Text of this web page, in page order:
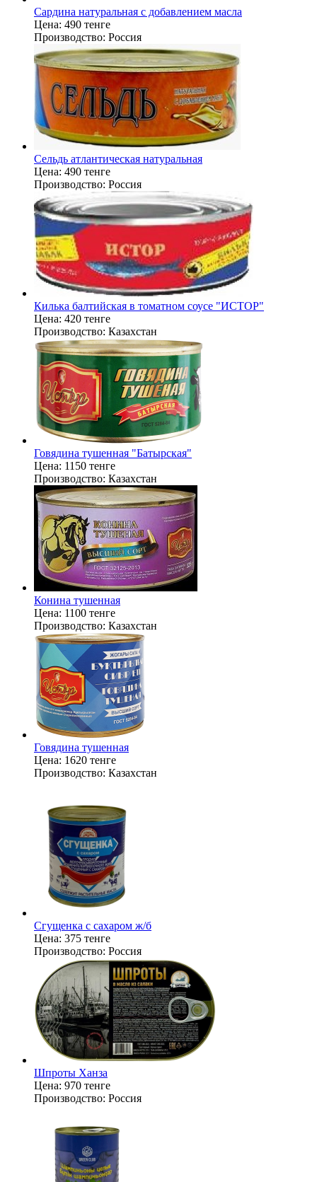
Сардина натуральная с добавлением масла
Цена: 490 тенге
Производство: Россия
Сельдь атлантическая натуральная
Цена: 490 тенге
Производство: Россия
Килька балтийская в томатном соусе "ИСТОР"
Цена: 420 тенге
Производство: Казахстан
Говядина тушенная "Батырская"
Цена: 1150 тенге
Производство: Казахстан
Конина тушенная
Цена: 1100 тенге
Производство: Казахстан
Говядина тушенная
Цена: 1620 тенге
Производство: Казахстан
Сгущенка с сахаром ж/б
Цена: 375 тенге
Производство: Россия
Шпроты Ханза
Цена: 970 тенге
Производство: Россия